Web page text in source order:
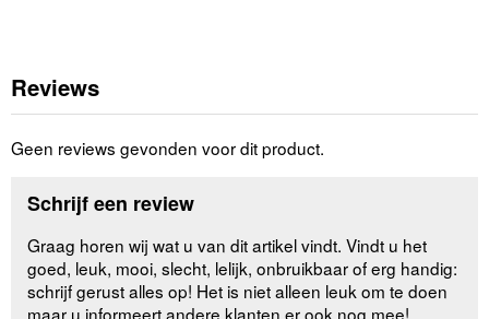
Reviews
Geen reviews gevonden voor dit product.
Schrijf een review
Graag horen wij wat u van dit artikel vindt. Vindt u het
goed, leuk, mooi, slecht, lelijk, onbruikbaar of erg handig:
schrijf gerust alles op! Het is niet alleen leuk om te doen
maar u informeert andere klanten er ook nog mee!